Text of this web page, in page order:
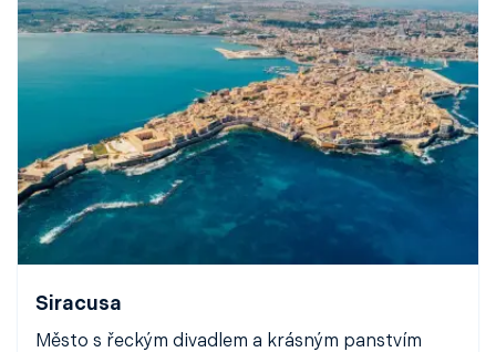
Siracusa
Město s řeckým divadlem a krásným panstvím